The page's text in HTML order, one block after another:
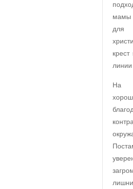
мамы
для
линии
На